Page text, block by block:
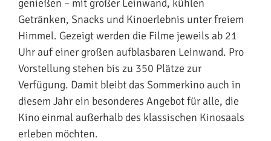
genießen – mit großer Leinwand, kühlen
Getränken, Snacks und Kinoerlebnis unter freiem
Himmel. Gezeigt werden die Filme jeweils ab 21
Uhr auf einer großen aufblasbaren Leinwand. Pro
Vorstellung stehen bis zu 350 Plätze zur
Verfügung. Damit bleibt das Sommerkino auch in
diesem Jahr ein besonderes Angebot für alle, die
Kino einmal außerhalb des klassischen Kinosaals
erleben möchten.